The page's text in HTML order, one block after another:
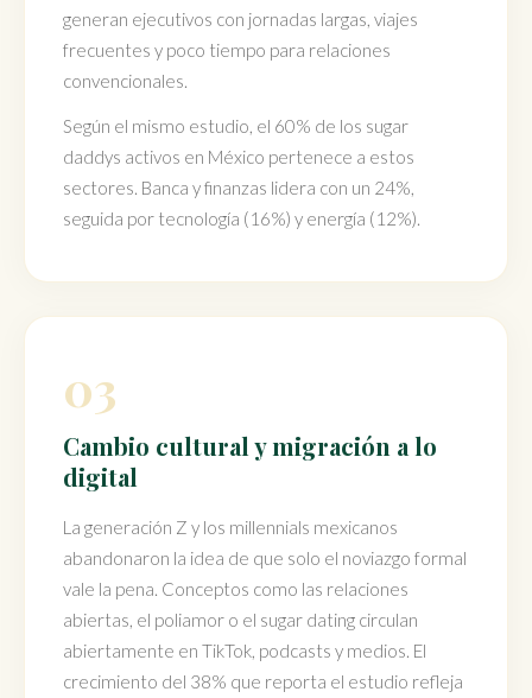
generan ejecutivos con jornadas largas, viajes
frecuentes y poco tiempo para relaciones
convencionales.
Según el mismo estudio, el 60% de los sugar
daddys activos en México pertenece a estos
sectores. Banca y finanzas lidera con un 24%,
seguida por tecnología (16%) y energía (12%).
03
Cambio cultural y migración a lo
digital
La generación Z y los millennials mexicanos
abandonaron la idea de que solo el noviazgo formal
vale la pena. Conceptos como las relaciones
abiertas, el poliamor o el sugar dating circulan
abiertamente en TikTok, podcasts y medios. El
crecimiento del 38% que reporta el estudio refleja